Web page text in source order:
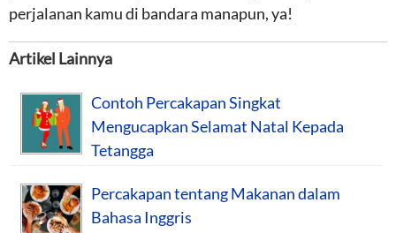
perjalanan kamu di bandara manapun, ya!
Artikel Lainnya
Contoh Percakapan Singkat
Mengucapkan Selamat Natal Kepada
Tetangga
Percakapan tentang Makanan dalam
Bahasa Inggris